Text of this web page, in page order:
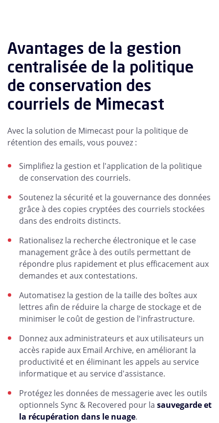
Avantages de la gestion
centralisée de la politique
de conservation des
courriels de Mimecast
Avec la solution de Mimecast pour la politique de
rétention des emails, vous pouvez :
Simplifiez la gestion et l'application de la politique
de conservation des courriels.
Soutenez la sécurité et la gouvernance des données
grâce à des copies cryptées des courriels stockées
dans des endroits distincts.
Rationalisez la recherche électronique et le case
management grâce à des outils permettant de
répondre plus rapidement et plus efficacement aux
demandes et aux contestations.
Automatisez la gestion de la taille des boîtes aux
lettres afin de réduire la charge de stockage et de
minimiser le coût de gestion de l'infrastructure.
Donnez aux administrateurs et aux utilisateurs un
accès rapide aux Email Archive, en améliorant la
productivité et en éliminant les appels au service
informatique et au service d'assistance.
Protégez les données de messagerie avec les outils
optionnels Sync & Recovered pour la sauvegarde et
la récupération dans le nuage.